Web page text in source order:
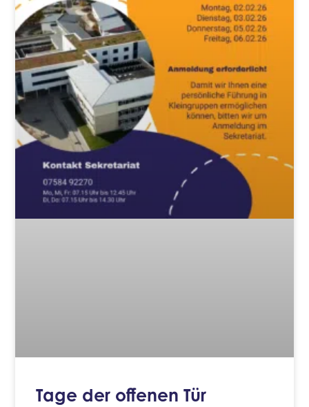
Tage der offenen Tür